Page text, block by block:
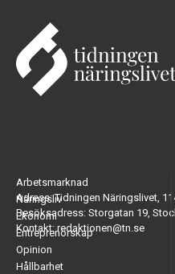
Adress: Tidningen Näringslivet,
Besöksadress: Storgatan 19,
Kontakt: redaktionen@tn.se
Arbetsmarknad
Näringsliv
Ekonomi
Entreprenörskap
Opinion
Hållbarhet